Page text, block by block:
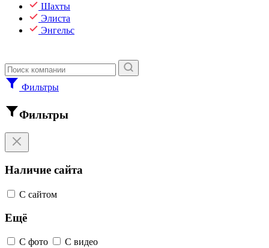
Шахты
Элиста
Энгельс
Фильтры
Фильтры
Наличие сайта
С сайтом
Ещё
С фото С видео